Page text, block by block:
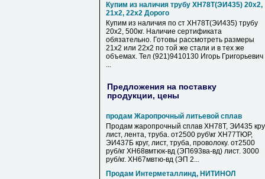
Купим из наличия трубу ХН78Т(ЭИ435) 20х2,
21х2, 22х2 Дорого
Купим из наличия по ст ХН78Т(ЭИ435) трубу
20х2, 500кг. Наличие сертификата
обязательно. Готовы рассмотреть размеры
21х2 или 22х2 по той же стали и в тех же
объемах. Тел (921)9410130 Игорь Григорьевич
...
Предложения на поставку
продукции, цены
продам Жаропрочный литьевой сплав
Продам жаропрочный сплав ХН78Т, ЭИ435
лист, лента, труба. от2500 руб\кг ХН77ТЮР,
ЭИ437Б круг, лист, труба, проволоку. от2500
руб/кг ХН68вмтюк-вд (ЭП693ва-вд) лист. 3000
руб/кг. ХН67мвтю-вд (ЭП 2...
Продам Интерметаллинд, НИТИНОЛ